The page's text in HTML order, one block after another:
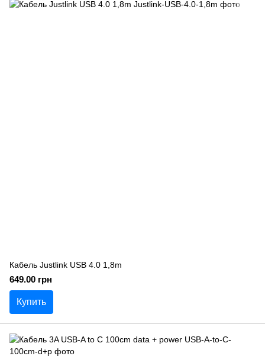
Кабель Justlink USB 4.0 1,8m
649.00 грн
Купить